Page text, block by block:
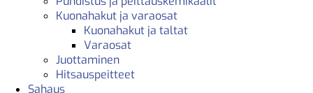
Kuonahakut ja varaosat
Kuonahakut ja taltat
Varaosat
Juottaminen
Hitsauspeitteet
Sahaus